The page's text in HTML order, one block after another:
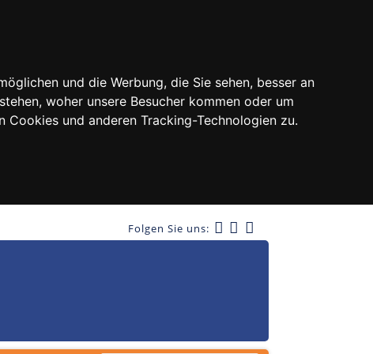
und die Werbung, die Sie sehen, besser an
woher unsere Besucher kommen oder um
und anderen Tracking-Technologien zu.
Folgen Sie uns: